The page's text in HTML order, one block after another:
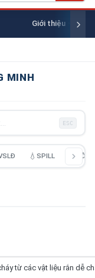
Giới thiệu
MINH
ESC
💧 SPILL 📄
từ các vật liệu rắn dễ